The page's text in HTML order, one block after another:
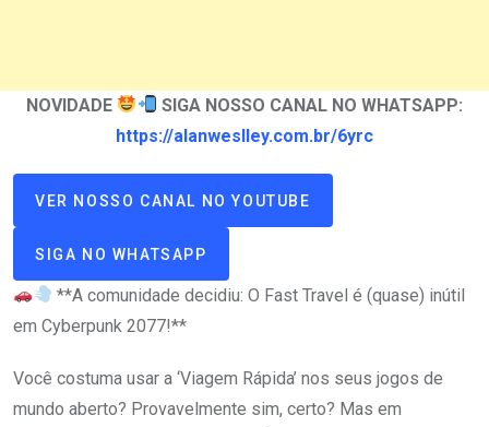
NOVIDADE
SIGA NOSSO CANAL NO WHATSAPP:
https://alanweslley.com.br/6yrc
VER NOSSO CANAL NO YOUTUBE
SIGA NO WHATSAPP
**A comunidade decidiu: O Fast Travel é (quase) inútil
em Cyberpunk 2077!**
Você costuma usar a ‘Viagem Rápida’ nos seus jogos de
mundo aberto? Provavelmente sim, certo? Mas em